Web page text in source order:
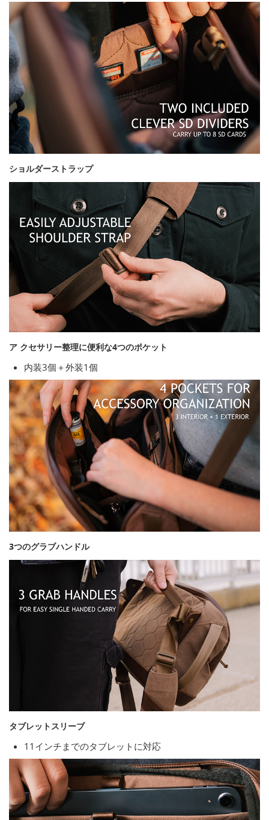
ショルダーストラップ
ア クセサリー整理に便利な4つのポケット
内装3個＋外装1個
3つのグラブハンドル
タブレットスリーブ
11インチまでのタブレットに対応